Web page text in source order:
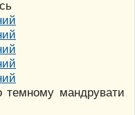
темному мандрувати